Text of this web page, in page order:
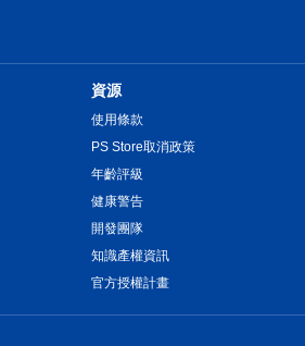
資源
使用條款
PS Store取消政策
年齡評級
健康警告
開發團隊
知識產權資訊
官方授權計畫